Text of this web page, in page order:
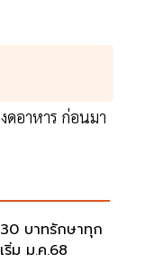
อาหาร ก่อนมา
บาทรักษาทุก
ม ม.ค.68